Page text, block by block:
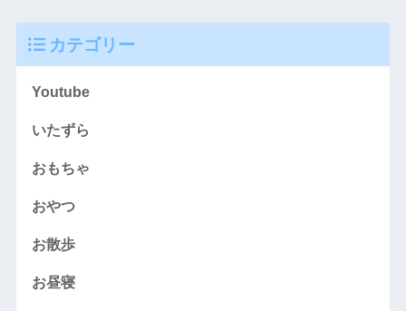
カテゴリー
Youtube
いたずら
おもちゃ
おやつ
お散歩
お昼寝